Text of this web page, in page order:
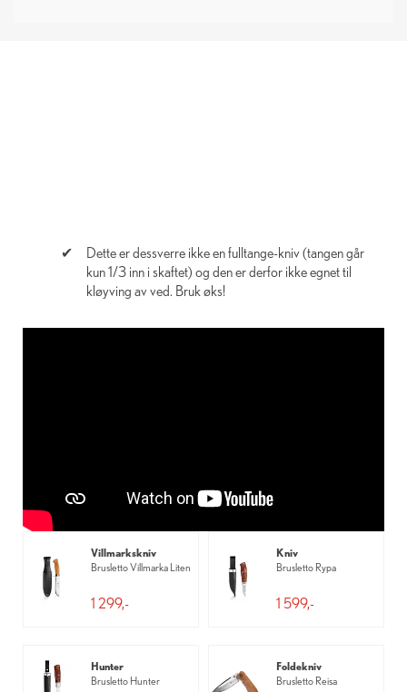
Dette er dessverre ikke en fulltange-kniv (tangen går
kun 1/3 inn i skaftet) og den er derfor ikke egnet til
kløyving av ved. Bruk øks!
Villmarkskniv
Brusletto Villmarka Liten
1 299,-
Kniv
Brusletto Rypa
1 599,-
Hunter
Brusletto Hunter
Foldekniv
Brusletto Reisa